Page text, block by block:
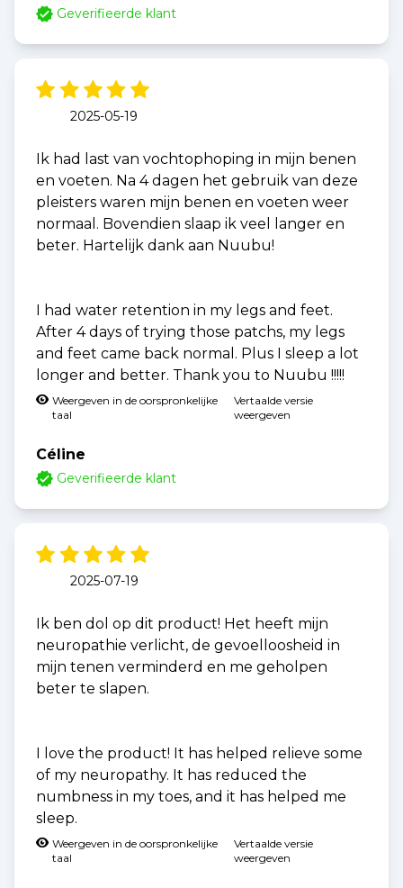
Geverifieerde klant
2025-05-19
Ik had last van vochtophoping in mijn benen
en voeten. Na 4 dagen het gebruik van deze
pleisters waren mijn benen en voeten weer
normaal. Bovendien slaap ik veel langer en
beter. Hartelijk dank aan Nuubu!
I had water retention in my legs and feet.
After 4 days of trying those patchs, my legs
and feet came back normal. Plus I sleep a lot
longer and better. Thank you to Nuubu !!!!!
Weergeven in de oorspronkelijke
taal
Vertaalde versie
weergeven
Céline
Geverifieerde klant
2025-07-19
Ik ben dol op dit product! Het heeft mijn
neuropathie verlicht, de gevoelloosheid in
mijn tenen verminderd en me geholpen
beter te slapen.
I love the product! It has helped relieve some
of my neuropathy. It has reduced the
numbness in my toes, and it has helped me
sleep.
Weergeven in de oorspronkelijke
taal
Vertaalde versie
weergeven